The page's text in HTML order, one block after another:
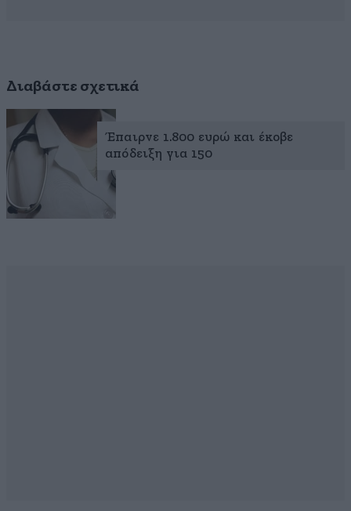
Διαβάστε σχετικά
Έπαιρνε 1.800 ευρώ και έκοβε
απόδειξη για 150